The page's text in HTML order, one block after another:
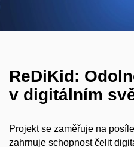
ReDiKid:
v digitálním
Projekt se zaměřuje na
zahrnuje schopnost čelit